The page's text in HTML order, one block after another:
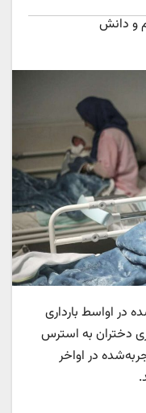
و دانش
در اواسط بارداری
دختران به استرس
در اواخر